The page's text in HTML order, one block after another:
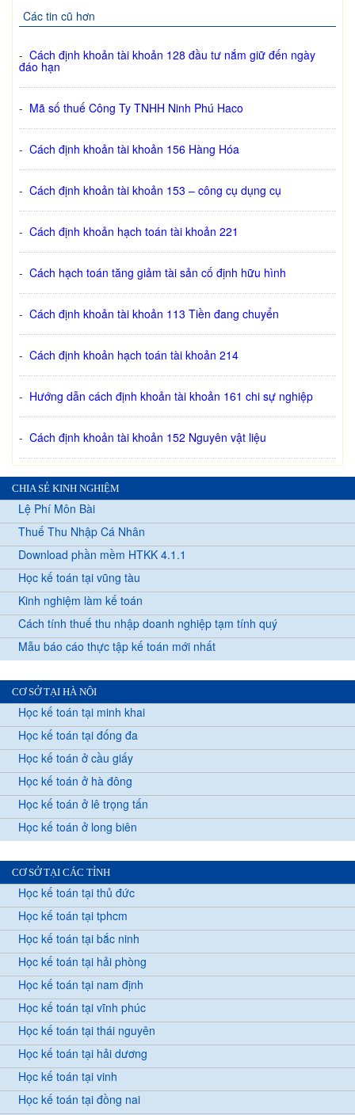
Các tin cũ hơn
- Cách định khoản tài khoản 128 đầu tư nắm giữ đến ngày
đáo hạn
- Mã số thuế Công Ty TNHH Ninh Phú Haco
- Cách định khoản tài khoản 156 Hàng Hóa
- Cách định khoản tài khoản 153 – công cụ dụng cụ
- Cách định khoản hạch toán tài khoản 221
- Cách hạch toán tăng giảm tài sản cố định hữu hình
- Cách định khoản tài khoản 113 Tiền đang chuyển
- Cách định khoản hạch toán tài khoản 214
- Hướng dẫn cách định khoản tài khoản 161 chi sự nghiệp
- Cách định khoản tài khoản 152 Nguyên vật liệu
CHIA SẺ KINH NGHIỆM
Lệ Phí Môn Bài
Thuế Thu Nhập Cá Nhân
Download phần mềm HTKK 4.1.1
Học kế toán tại vũng tàu
Kinh nghiệm làm kế toán
Cách tính thuế thu nhập doanh nghiệp tạm tính quý
Mẫu báo cáo thực tập kế toán mới nhất
CƠ SỞ TẠI HÀ NỘI
Học kế toán tại minh khai
Học kế toán tại đống đa
Học kế toán ở cầu giấy
Học kế toán ở hà đông
Học kế toán ở lê trọng tấn
Học kế toán ở long biên
CƠ SỞ TẠI CÁC TỈNH
Học kế toán tại thủ đức
Học kế toán tại tphcm
Học kế toán tại bắc ninh
Học kế toán tại hải phòng
Học kế toán tại nam định
Học kế toán tại vĩnh phúc
Học kế toán tại thái nguyên
Học kế toán tại hải dương
Học kế toán tại vinh
Học kế toán tại đồng nai